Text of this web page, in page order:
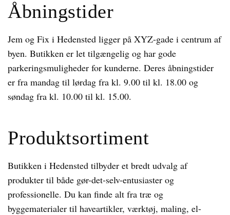
Åbningstider
Jem og Fix i Hedensted ligger på XYZ-gade i centrum af
byen. Butikken er let tilgængelig og har gode
parkeringsmuligheder for kunderne. Deres åbningstider
er fra mandag til lørdag fra kl. 9.00 til kl. 18.00 og
søndag fra kl. 10.00 til kl. 15.00.
Produktsortiment
Butikken i Hedensted tilbyder et bredt udvalg af
produkter til både gør-det-selv-entusiaster og
professionelle. Du kan finde alt fra træ og
byggematerialer til haveartikler, værktøj, maling, el-